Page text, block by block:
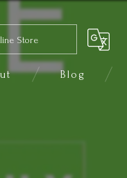
Store
Blog